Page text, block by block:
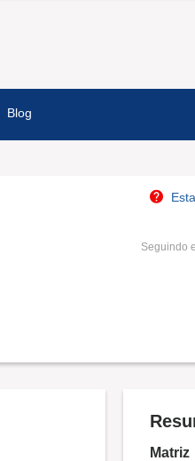
Blog
Seguindo
Matriz